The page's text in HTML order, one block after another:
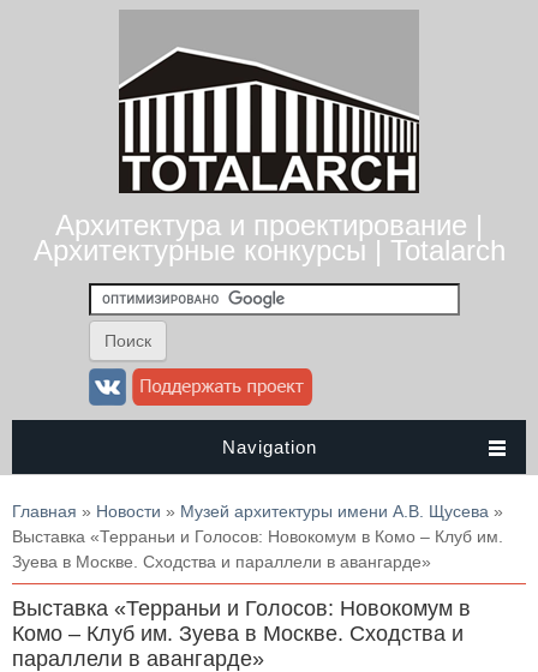
Архитектура и проектирование |
Архитектурные конкурсы | Totalarch
Navigation
Вы здесь
Главная » Новости » Музей архитектуры имени А.В. Щусева »
Выставка «Терраньи и Голосов: Новокомум в Комо – Клуб им.
Зуева в Москве. Сходства и параллели в авангарде»
Выставка «Терраньи и Голосов: Новокомум в
Комо – Клуб им. Зуева в Москве. Сходства и
параллели в авангарде»